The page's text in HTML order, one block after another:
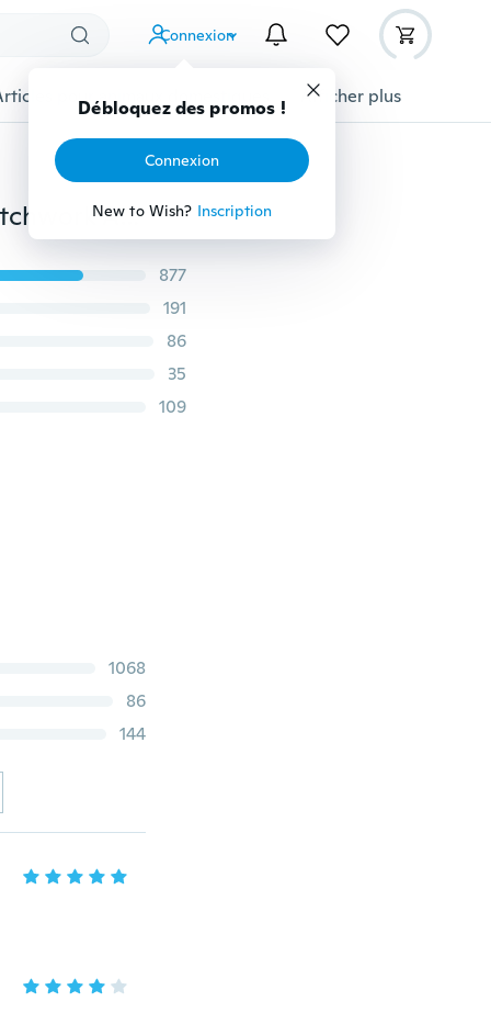
Connexion
Débloquez des promos !
Connexion
New to Wish? Inscription
pour animaux domestiques Afficher plus
5pcs / 10pcs 45mm Lame de Cutter Rotatif Couper Patchwork Artisanat Lames de Rouleau pour Tissu Tissu Cuir Coupe-Papier DIY Maison Outils de Couture (Sélectionnez la quantité et PAS DE BOÎTE)
877
191
86
35
109
1068
86
144